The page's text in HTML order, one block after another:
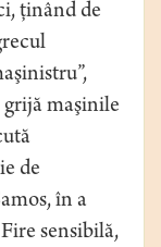
ţinând de
grijă maşinile
de
în a
sensibilă,